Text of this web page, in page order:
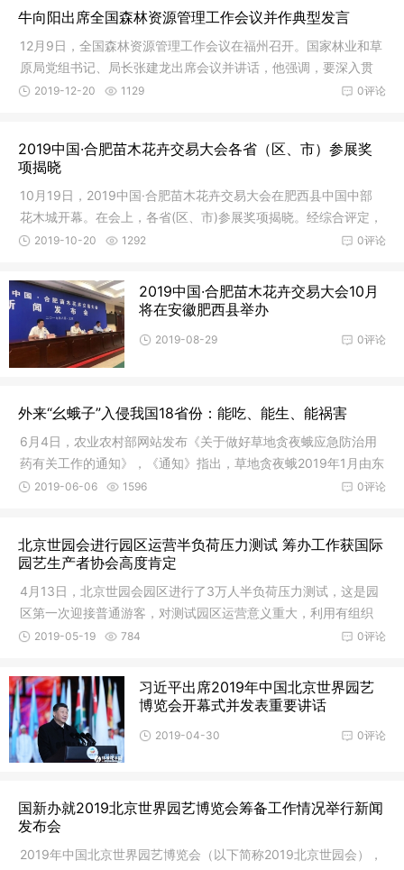
牛向阳出席全国森林资源管理工作会议并作典型发言
12月9日，全国森林资源管理工作会议在福州召开。国家林业和草
原局党组书记、局长张建龙出席会议并讲话，他强调，要深入贯
彻落实习近平生态文明思想与总书记关于森林资源保护管理重要
0评论
2019-12-20 1129
2019中国·合肥苗木花卉交易大会各省（区、市）参展奖
项揭晓
10月19日，2019中国·合肥苗木花卉交易大会在肥西县中国中部
花木城开幕。在会上，各省(区、市)参展奖项揭晓。经综合评定，
安徽省林业局省等16家单位优秀组织奖，江苏省林业
0评论
2019-10-20 1292
2019中国·合肥苗木花卉交易大会10月
将在安徽肥西县举办
0评论
2019-08-29
外来“幺蛾子”入侵我国18省份：能吃、能生、能祸害
6月4日，农业农村部网站发布《关于做好草地贪夜蛾应急防治用
药有关工作的通知》，《通知》指出，草地贪夜蛾2019年1月由东
南亚侵入我国云南、广西，目前已在18个省（区、市
0评论
2019-06-06 1596
北京世园会进行园区运营半负荷压力测试 筹办工作获国际
园艺生产者协会高度肯定
4月13日，北京世园会园区进行了3万人半负荷压力测试，这是园
区第一次迎接普通游客，对测试园区运营意义重大，利用有组织
的观众开展常态化运营，感受开园面客实际状态，检验园区接待
0评论
2019-05-19 784
习近平出席2019年中国北京世界园艺
博览会开幕式并发表重要讲话
0评论
2019-04-30
国新办就2019北京世界园艺博览会筹备工作情况举行新闻
发布会
2019年中国北京世界园艺博览会（以下简称2019北京世园会），